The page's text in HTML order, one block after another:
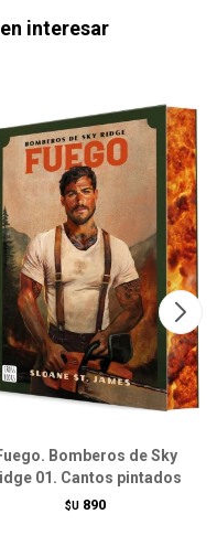
interesar
Bomberos de Sky
01. Cantos pintados
$U 890